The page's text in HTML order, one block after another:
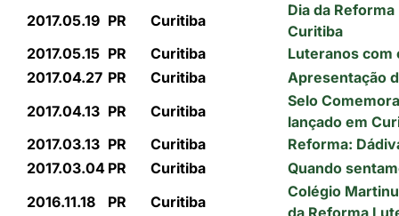
2017.05.19 PR Curitiba
Dia da
Curitiba
2017.05.15 PR Curitiba
Luteranos com
2017.04.27 PR Curitiba
Apresentação
2017.04.13 PR Curitiba
Selo
lançado em
2017.03.13 PR Curitiba
Reforma:
2017.03.04 PR Curitiba
Quando
2016.11.18
PR Curitiba
Colégio